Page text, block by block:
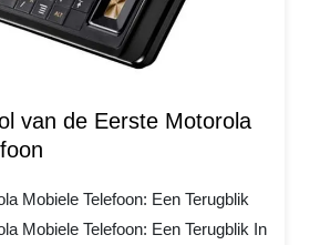
van de Eerste Motorola
Mobiele Telefoon: Een Terugblik
Mobiele Telefoon: Een Terugblik In